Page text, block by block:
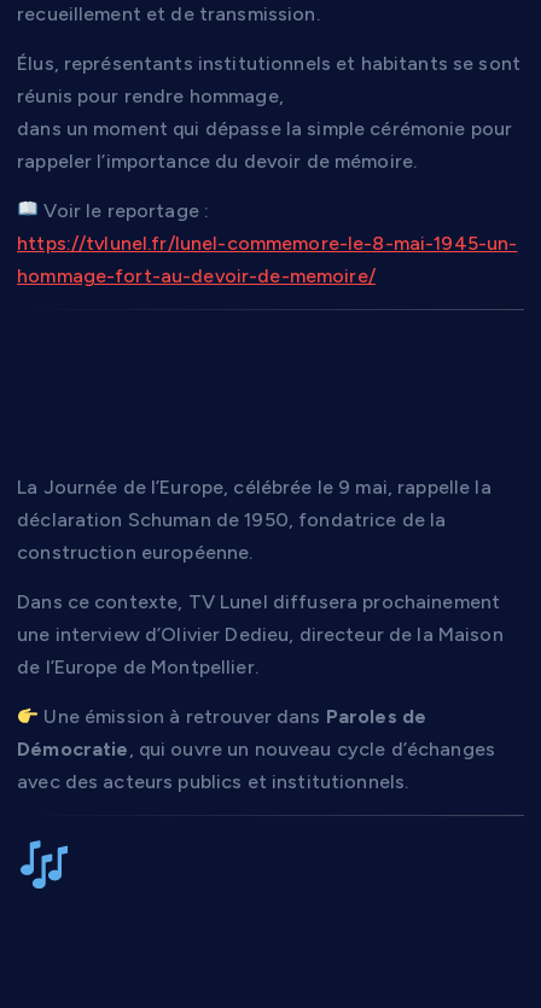
recueillement et de transmission.
Élus, représentants institutionnels et habitants se sont
réunis pour rendre hommage,
dans un moment qui dépasse la simple cérémonie pour
rappeler l’importance du devoir de mémoire.
Voir le reportage :
https://tvlunel.fr/lunel-commemore-le-8-mai-1945-un-
hommage-fort-au-devoir-de-memoire/
La Journée de l’Europe, célébrée le 9 mai, rappelle la
déclaration Schuman de 1950, fondatrice de la
construction européenne.
Dans ce contexte, TV Lunel diffusera prochainement
une interview d’Olivier Dedieu, directeur de la Maison
de l’Europe de Montpellier.
Une émission à retrouver dans Paroles de
Démocratie, qui ouvre un nouveau cycle d’échanges
avec des acteurs publics et institutionnels.